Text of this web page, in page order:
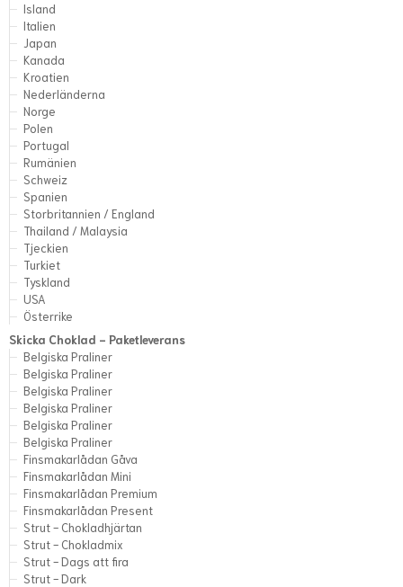
Island
Italien
Japan
Kanada
Kroatien
Nederländerna
Norge
Polen
Portugal
Rumänien
Schweiz
Spanien
Storbritannien / England
Thailand / Malaysia
Tjeckien
Turkiet
Tyskland
USA
Österrike
Skicka Choklad - Paketleverans
Belgiska Praliner
Belgiska Praliner
Belgiska Praliner
Belgiska Praliner
Belgiska Praliner
Belgiska Praliner
Finsmakarlådan Gåva
Finsmakarlådan Mini
Finsmakarlådan Premium
Finsmakarlådan Present
Strut - Chokladhjärtan
Strut - Chokladmix
Strut - Dags att fira
Strut - Dark